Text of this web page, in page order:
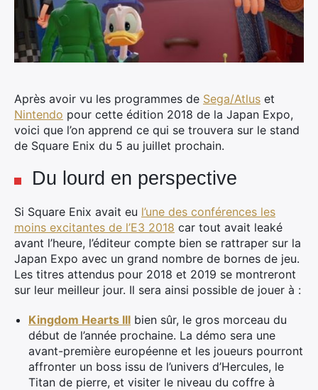
Après avoir vu les programmes de Sega/Atlus et
Nintendo pour cette édition 2018 de la Japan Expo,
voici que l’on apprend ce qui se trouvera sur le stand
de Square Enix du 5 au juillet prochain.
Du lourd en perspective
Si Square Enix avait eu l’une des conférences les
moins excitantes de l’E3 2018 car tout avait leaké
avant l’heure, l’éditeur compte bien se rattraper sur la
Japan Expo avec un grand nombre de bornes de jeu.
Les titres attendus pour 2018 et 2019 se montreront
sur leur meilleur jour. Il sera ainsi possible de jouer à :
Kingdom Hearts III bien sûr, le gros morceau du
début de l’année prochaine. La démo sera une
avant-première européenne et les joueurs pourront
affronter un boss issu de l’univers d’Hercules, le
Titan de pierre, et visiter le niveau du coffre à